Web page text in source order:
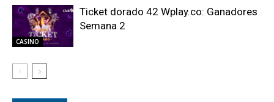
CASINO
Ticket dorado 42 Wplay.co: Ganadores
Semana 2